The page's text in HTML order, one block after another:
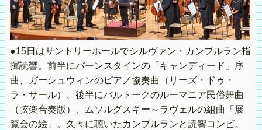
●15日はサントリーホールでシルヴァン・カンブルラン指
揮読響。前半にバーンスタインの「キャンディード」序
曲、ガーシュウィンのピアノ協奏曲（リーズ・ドゥ・
ラ・サール）、後半にバルトークのルーマニア民俗舞曲
（弦楽合奏版）、ムソルグスキー～ラヴェルの組曲「展
覧会の絵」。久々に聴いたカンブルランと読響コンビ。